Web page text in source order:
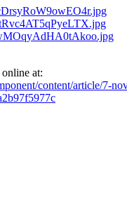
at:
content/article/7-